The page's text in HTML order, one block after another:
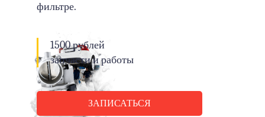
фильтре.
1500 рублей
запчасти и работы
ЗАПИСАТЬСЯ